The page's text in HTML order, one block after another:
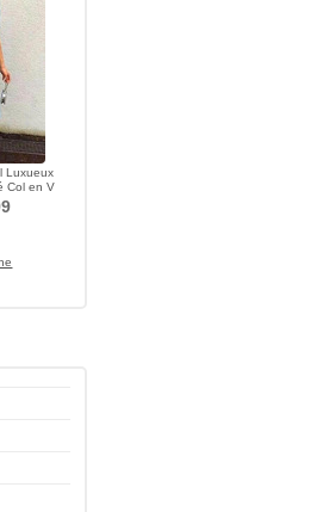
Luxueux
Col en V